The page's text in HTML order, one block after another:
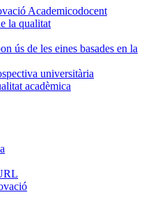
Academicodocent
la qualitat
ús de les eines basades en la
universitària
acadèmica